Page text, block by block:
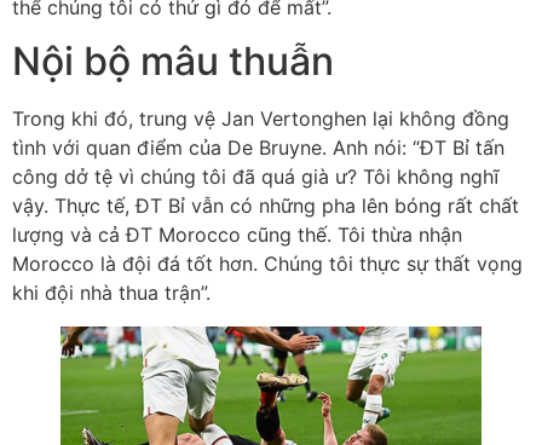
thể chúng tôi có thứ gì đó để mất”.
Nội bộ mâu thuẫn
Trong khi đó, trung vệ Jan Vertonghen lại không đồng
tình với quan điểm của De Bruyne. Anh nói: “ĐT Bỉ tấn
công dở tệ vì chúng tôi đã quá già ư? Tôi không nghĩ
vậy. Thực tế, ĐT Bỉ vẫn có những pha lên bóng rất chất
lượng và cả ĐT Morocco cũng thế. Tôi thừa nhận
Morocco là đội đá tốt hơn. Chúng tôi thực sự thất vọng
khi đội nhà thua trận”.